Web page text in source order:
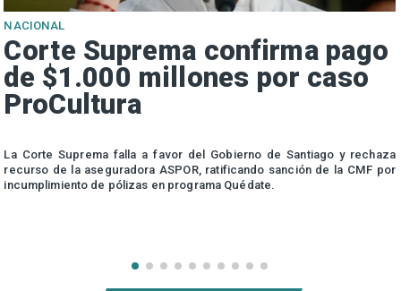
NACIONAL
Corte Suprema confirma pago
de $1.000 millones por caso
ProCultura
La Corte Suprema falla a favor del Gobierno de Santiago y rechaza
recurso de la aseguradora ASPOR, ratificando sanción de la CMF por
incumplimiento de pólizas en programa Quédate.